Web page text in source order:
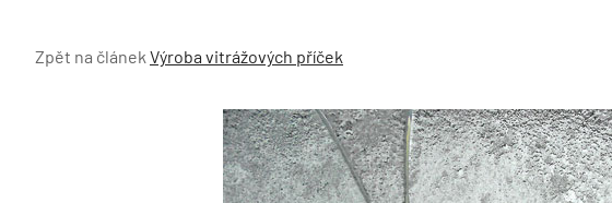
Zpět na článek Výroba vitrážových příček